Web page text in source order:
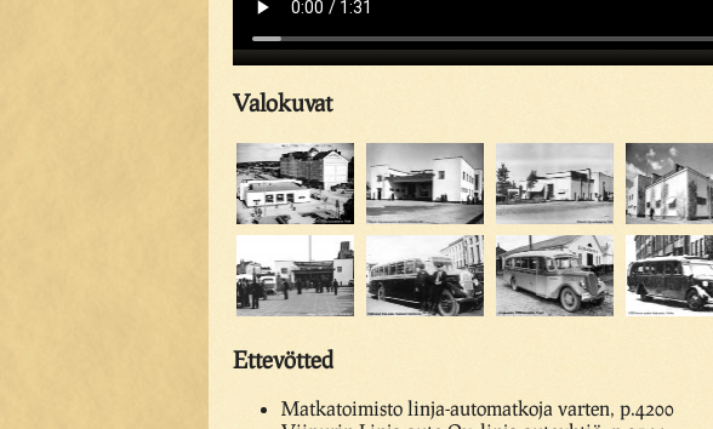
Valokuvat
Ettevötted
Matkatoimisto linja-automatkoja varten, p.4200